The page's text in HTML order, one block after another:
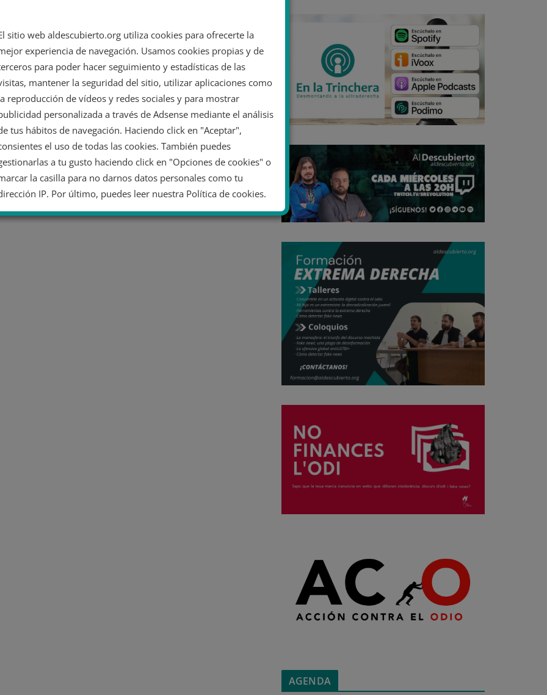
AGENDA
sitio web aldescubierto.org utiliza cookies para ofrecerte la
experiencia de navegación. Usamos cookies propias y de
para poder hacer seguimiento y estadísticas de las
mantener la seguridad del sitio, utilizar aplicaciones como
reproducción de vídeos y redes sociales y para mostrar
personalizada a través de Adsense mediante el análisis
tus hábitos de navegación. Haciendo click en "Aceptar",
el uso de todas las cookies. También puedes
a tu gusto haciendo click en "Opciones de cookies" o
la casilla para no darnos datos personales como tu
IP. Por último, puedes leer nuestra Política de cookies.